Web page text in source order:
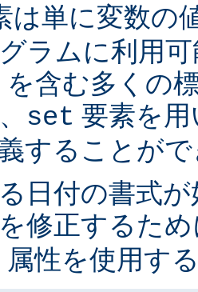
は単に変数の
ラムに利用
含む多くの
set 要素を
することが
日付の書式
修正するた
属性を使用す